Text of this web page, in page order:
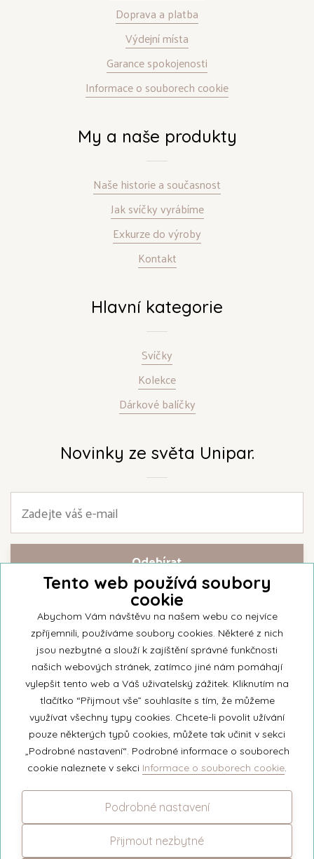
Doprava a platba
Výdejní místa
Garance spokojenosti
Informace o souborech cookie
My a naše produkty
Naše historie a současnost
Jak svíčky vyrábíme
Exkurze do výroby
Kontakt
Hlavní kategorie
Svíčky
Kolekce
Dárkové balíčky
Novinky ze světa Unipar.
Přihlašte se k našemu newsletteru a buďte jako první informováni o
nejnovějších kolekcích svíček a aktualitách z rodinné firmy Unipar.
© 2026 Unipar
+420 571 651 531
eshop@unipar.cz
Facebook
Instagram
Tento web používá soubory
cookie
Abychom Vám návštěvu na našem webu co nejvíce
zpříjemnili, používáme soubory cookies. Některé z nich
jsou nezbytné a slouží k zajíštění správné funkčnosti
našich webových stránek, zatímco jiné nám pomáhají
vylepšit tento web a Váš uživatelský zážitek. Kliknutím na
tlačítko “Přijmout vše” souhlasíte s tím, že můžeme
využívat všechny typy cookies. Chcete-li povolit užívání
pouze některých typů cookies, můžete tak učinit v sekci
„Podrobné nastavení“. Podrobné informace o souborech
cookie naleznete v sekci Informace o souborech cookie.
Podrobné nastavení
Přijmout nezbytné